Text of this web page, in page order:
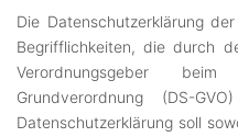
Die Datenschutzerklärung
Begrifflichkeiten, die durch
Verordnungsgeber
Grundverordnung (DS-
Datenschutzerklärung soll